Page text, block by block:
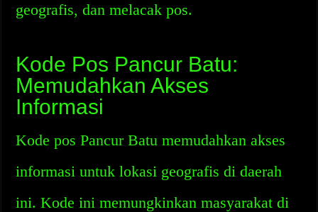
geografis, dan melacak pos.
Kode Pos Pancur Batu:
Memudahkan Akses
Informasi
Kode pos Pancur Batu memudahkan akses
informasi untuk lokasi geografis di daerah
ini. Kode ini memungkinkan masyarakat di